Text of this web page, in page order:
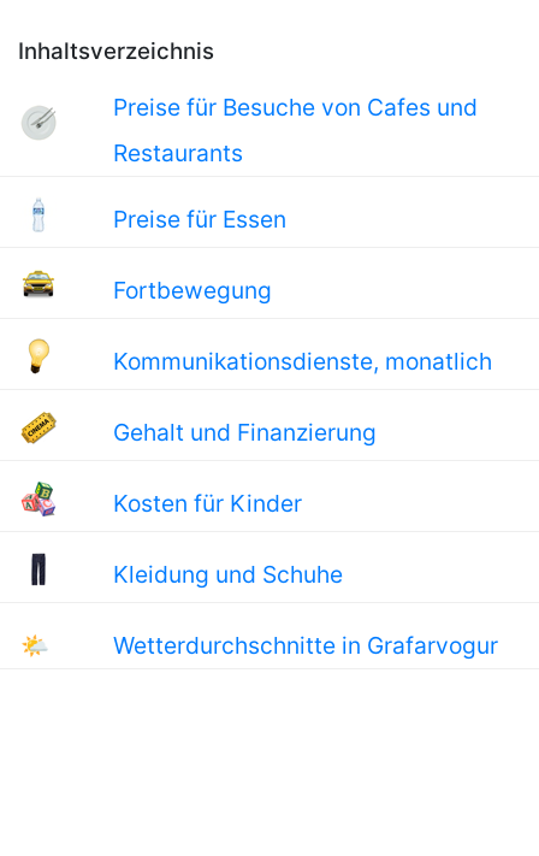
Inhaltsverzeichnis
Preise für Besuche von Cafes und
Restaurants
Preise für Essen
Fortbewegung
Kommunikationsdienste, monatlich
Gehalt und Finanzierung
Kosten für Kinder
Kleidung und Schuhe
🌤 Wetterdurchschnitte in Grafarvogur